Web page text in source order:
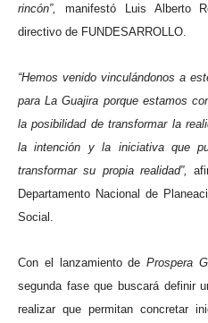
rincón”,
manifestó Luis Alberto
directivo de FUNDESARROLLO.
“Hemos venido vinculándonos a
para La Guajira porque estamos
la posibilidad de transformar la
la intención y la iniciativa que
transformar su propia realidad”,
Departamento Nacional de
Social.
Con el lanzamiento de Prospera
segunda fase que buscará definir
realizar que permitan concretar